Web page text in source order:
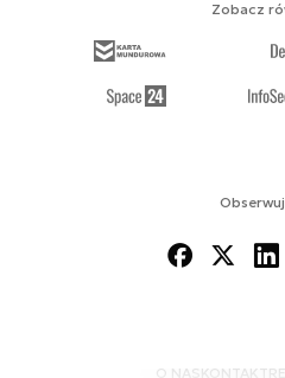
O NAS KONTAKT
Zobacz